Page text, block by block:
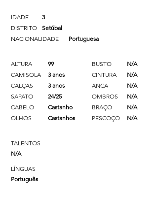
IDADE
3
DISTRITO
Setúbal
NACIONALIDADE
Portuguesa
ALTURA
99
CAMISOLA
3 anos
CALÇAS
3 anos
SAPATO
24/25
CABELO
Castanho
OLHOS
Castanhos
BUSTO
N/A
CINTURA
N/A
ANCA
N/A
OMBROS
N/A
BRAÇO
N/A
PESCOÇO
N/A
TALENTOS
N/A
LÍNGUAS
Português